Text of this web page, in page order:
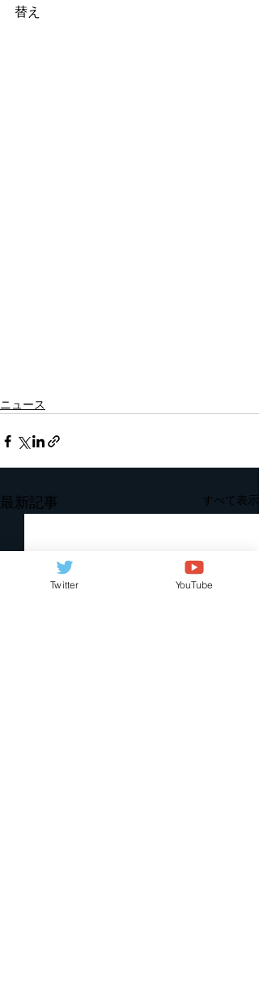
替え
ニュース
最新記事 すべて表示
Twitter YouTube